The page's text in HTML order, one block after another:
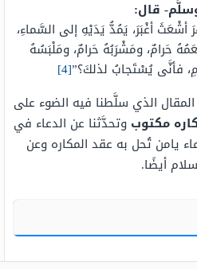
قال:
أشْعَثَ أغْبَرَ، يَمُدُّ يَدَيْهِ إلى السَّماءِ،
حَرامٌ، ومَشْرَبُهُ حَرامٌ، ومَلْبَسُهُ
فأنَّى يُسْتَجابُ لذلكَ؟”[4]
الذي سلَّطنا فيه الضوء على
مكتوب وتحدَّثنا عن الدعاء في
يامن تُحل به عقد المكاره وعن
أيضًا.